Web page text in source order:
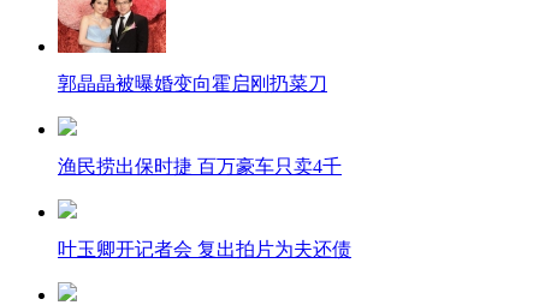
郭晶晶被曝婚变向霍启刚扔菜刀
渔民捞出保时捷 百万豪车只卖4千
叶玉卿开记者会 复出拍片为夫还债